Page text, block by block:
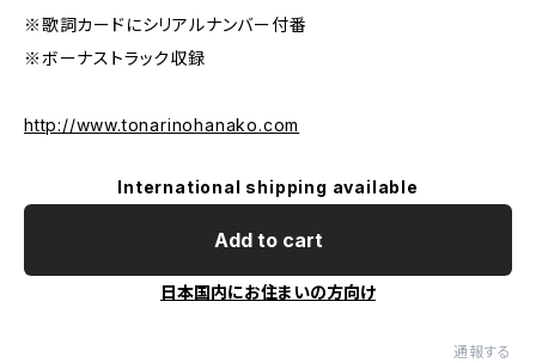
※歌詞カードにシリアルナンバー付番
※ボーナストラック収録
http://www.tonarinohanako.com
International shipping available
Add to cart
日本国内にお住まいの方向け
通報する